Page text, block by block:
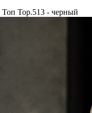
Топ Top.513 - черный